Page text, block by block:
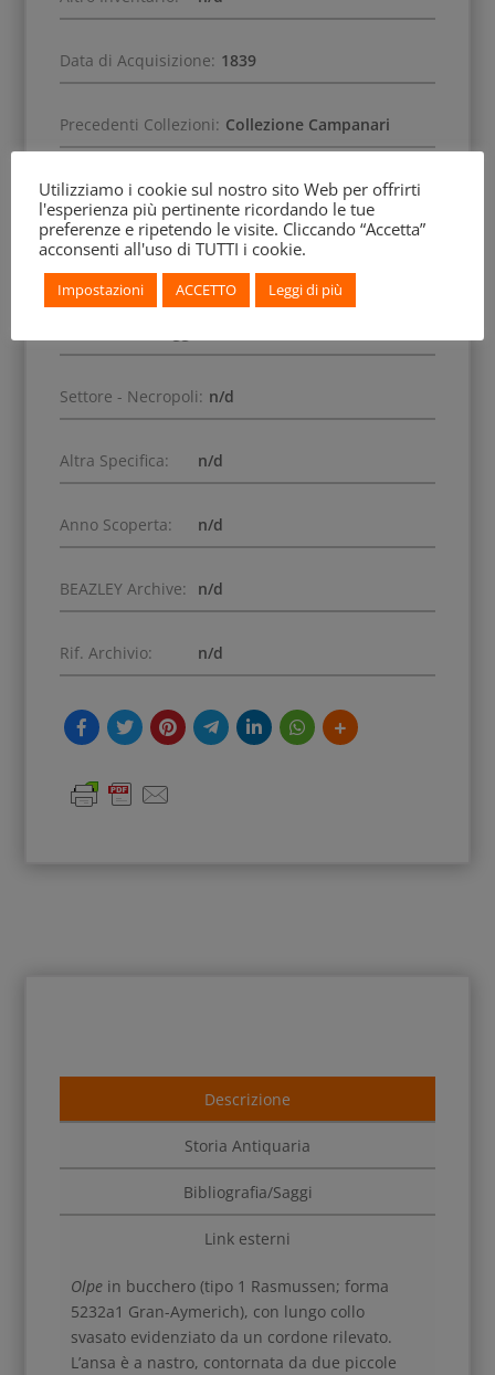
Data di Acquisizione: 1839
Precedenti Collezioni: Collezione Campanari
Scena: n/d
Soggetto: n/d
Settore - Necropoli: n/d
Altra Specifica: n/d
Anno Scoperta: n/d
BEAZLEY Archive: n/d
Rif. Archivio: n/d
Descrizione
Storia Antiquaria
Bibliografia/Saggi
Link esterni
Olpe in bucchero (tipo 1 Rasmussen; forma
5232a1 Gran-Aymerich), con lungo collo
svasato evidenziato da un cordone rilevato.
L’ansa è a nastro, contornata da due piccole
Utilizziamo i cookie sul nostro sito Web per offrirti
l'esperienza più pertinente ricordando le tue
preferenze e ripetendo le visite. Cliccando “Accetta”
acconsenti all'uso di TUTTI i cookie.
Impostazioni ACCETTO Leggi di più